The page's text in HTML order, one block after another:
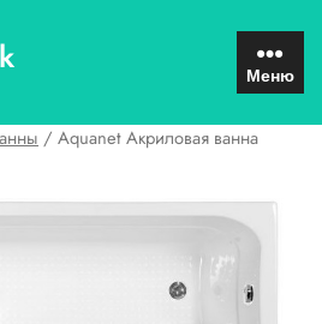
Меню
/ Aquanet Акриловая ванна